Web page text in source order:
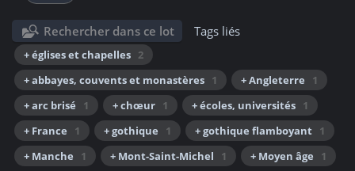
Rechercher dans ce lot Tags liés
+ églises et chapelles 2
+ abbayes, couvents et monastères 1 + Angleterre
1
+ arc brisé
1 + chœur 1 + écoles, universités 1
+ France
1 + gothique 1 + gothique flamboyant 1
+ Manche
1 + Mont-Saint-Michel 1 + Moyen âge
1